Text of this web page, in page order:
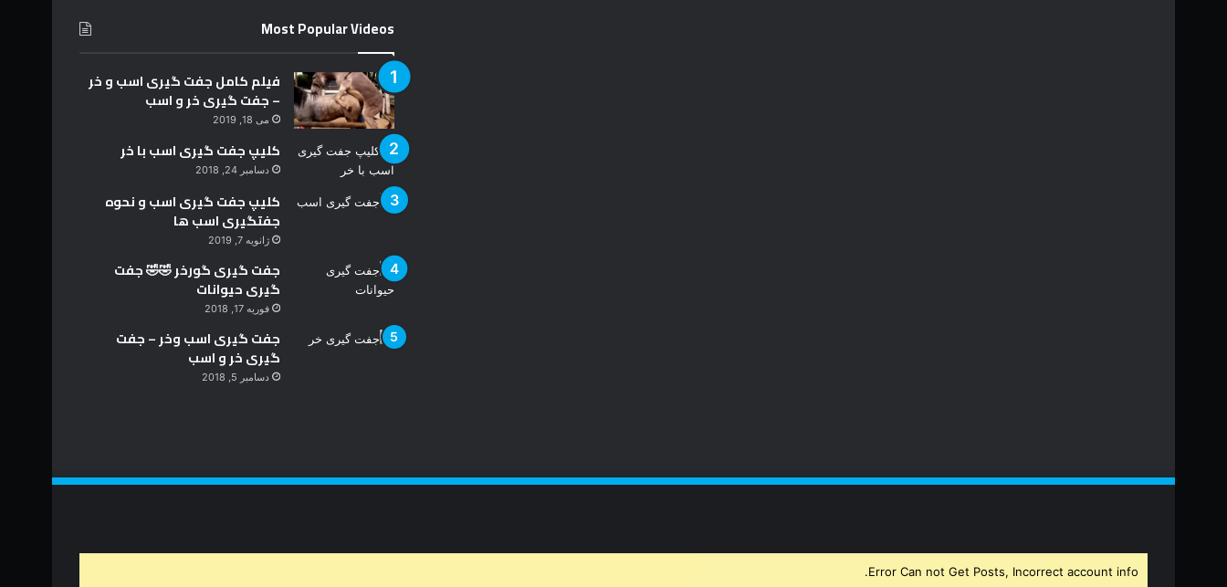
Most Popular Videos
فیلم کامل جفت گیری اسب و خر
– جفت گیری خر و اسب
می 18, 2019
کلیپ جفت گیری اسب با خر
دسامبر 24, 2018
کلیپ جفت گیری اسب و نحوه
جفتگیری اسب ها
ژانویه 7, 2019
جفت گیری گورخر 🤣🤣 جفت
گیری حیوانات
فوریه 17, 2018
جفت گیری اسب وخر – جفت
گیری خر و اسب
دسامبر 5, 2018
Error Can not Get Posts, Incorrect account info.